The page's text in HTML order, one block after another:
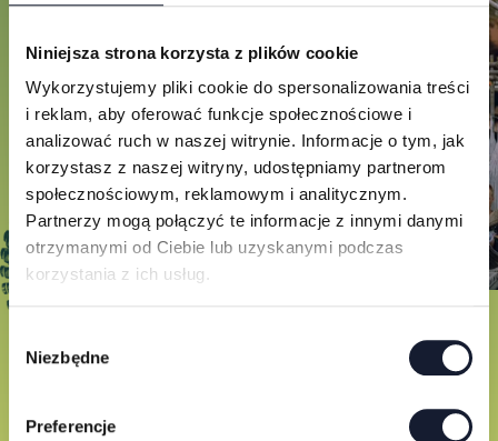
Niniejsza strona korzysta z plików cookie
Wykorzystujemy pliki cookie do spersonalizowania treści
i reklam, aby oferować funkcje społecznościowe i
analizować ruch w naszej witrynie. Informacje o tym, jak
korzystasz z naszej witryny, udostępniamy partnerom
społecznościowym, reklamowym i analitycznym.
Partnerzy mogą połączyć te informacje z innymi danymi
otrzymanymi od Ciebie lub uzyskanymi podczas
korzystania z ich usług.
Niezbędne
Preferencje